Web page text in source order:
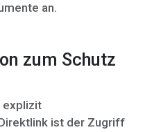
an.
zum Schutz
explizit
ist der Zugriff